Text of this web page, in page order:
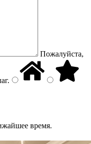
Пожалуйста,
.
время.